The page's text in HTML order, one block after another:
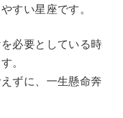
すい星座です。
必要としている時
。
ずに、一生懸命奔